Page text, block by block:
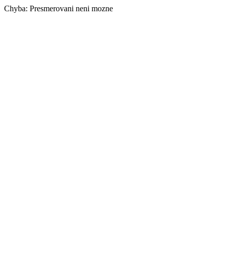
Chyba: Presmerovani neni mozne